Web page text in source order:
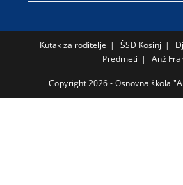
Kutak za roditelje ŠSD Kosinj
Predmeti
Anž
Copyright 2026 - Osnovna škola